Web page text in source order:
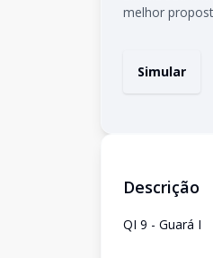
melhor
Simular
Descrição
QI 9 - Guará I